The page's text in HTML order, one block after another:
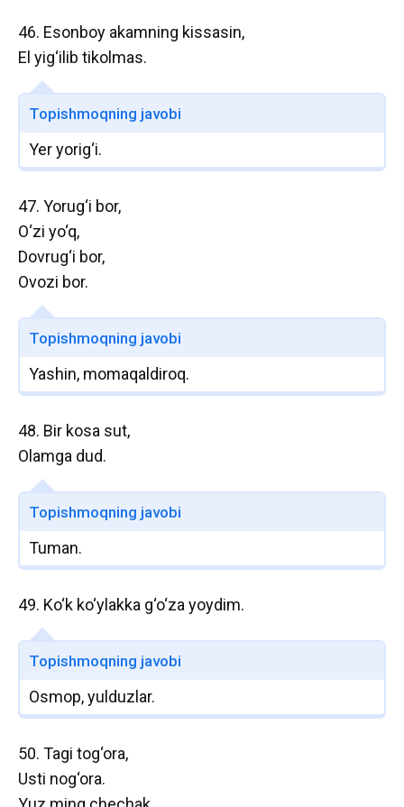
46. Esonboy akamning kissasin,
El yig‘ilib tikolmas.
Topishmoqning javobi
Yer yorig‘i.
47. Yorug‘i bor,
O‘zi yo‘q,
Dovrug‘i bor,
Ovozi bor.
Topishmoqning javobi
Yashin, momaqaldiroq.
48. Bir kosa sut,
Olamga dud.
Topishmoqning javobi
Tuman.
49. Ko‘k ko‘ylakka g‘o‘za yoydim.
Topishmoqning javobi
Osmop, yulduzlar.
50. Tagi tog‘ora,
Usti nog‘ora.